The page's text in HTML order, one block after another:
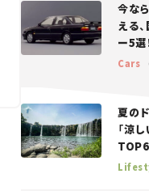
今な
える
ー5選
い、
Cars
夏の
「涼
TOP6
ーラ